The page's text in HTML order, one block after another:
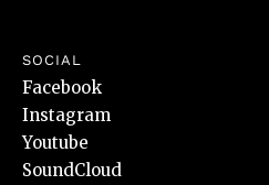
SOCIAL
Facebook
Instagram
Youtube
SoundCloud